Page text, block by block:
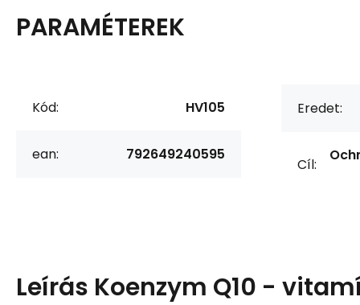
PARAMÉTEREK
Kód: HV105
ean: 792649240595
Eredet:
Cíl:
Leírás Koenzym Q10 -